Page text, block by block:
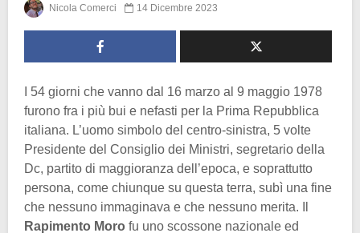
Nicola Comerci 14 Dicembre 2023
I 54 giorni che vanno dal 16 marzo al 9 maggio 1978
furono fra i più bui e nefasti per la Prima Repubblica
italiana. L’uomo simbolo del centro-sinistra, 5 volte
Presidente del Consiglio dei Ministri, segretario della
Dc, partito di maggioranza dell’epoca, e soprattutto
persona, come chiunque su questa terra, subì una fine
che nessuno immaginava e che nessuno merita. Il
Rapimento Moro fu uno scossone nazionale ed